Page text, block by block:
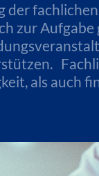
der
zur
als auch